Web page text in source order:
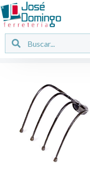
Ir
al
contenido
Buscar Buscar